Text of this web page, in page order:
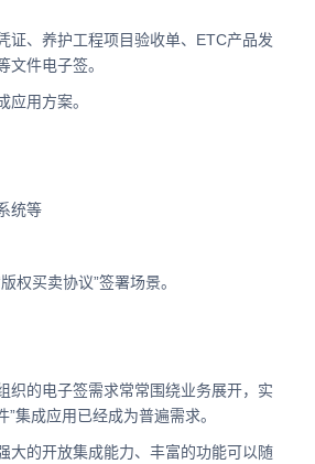
证、养护工程项目验收单、ETC产品发
文件电子签。
应用方案。
统等
权买卖协议”签署场景。
织的电子签需求常常围绕业务展开，实
”集成应用已经成为普遍需求。
大的开放集成能力、丰富的功能可以随